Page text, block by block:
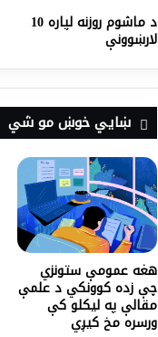
د ماشوم روزنه لپاره 10
لارښوونې
ښايي خوښ مو شي
هغه عمومې ستونزي
چې زده کوونکي د علمې
مقالې په لیکلو کې
ورسره مخ کیږي